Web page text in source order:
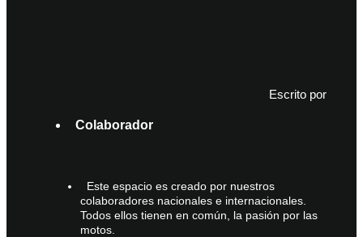
Escrito por
Colaborador
Este espacio es creado por nuestros
colaboradores nacionales e internacionales.
Todos ellos tienen en común, la pasión por las
motos.